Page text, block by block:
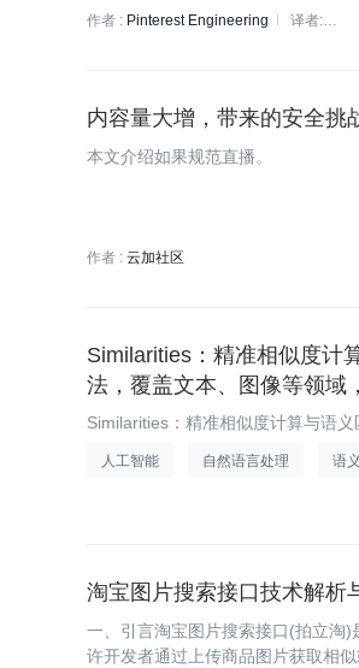
作者 : Pinterest Engineering
译者:
内容量大增，带来的安全挑
本文介绍如果规范直播。
作者 : 云加社区
Similarities：精准相似度计
法，覆盖文本、图像等领域
Similarities：精准相似度计算与语
人工智能 自然语言处理 语
淘宝图片搜索接口技术解析
一、引言淘宝图片搜索接口(拍立淘
许开发者通过上传商品图片获取相